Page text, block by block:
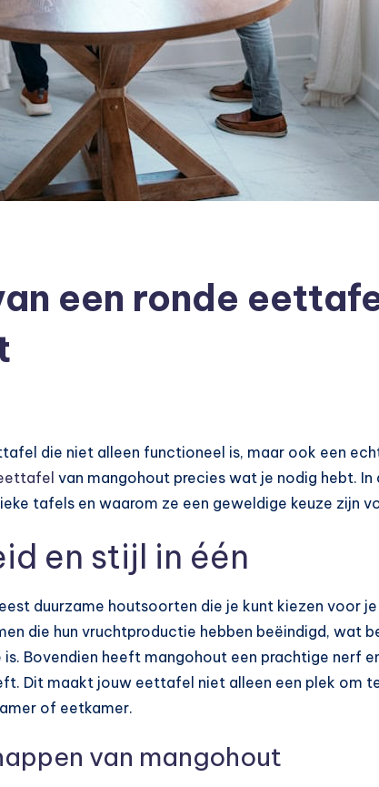
een ronde
die niet alleen functioneel is, maar ook een
van mangohout precies wat je nodig hebt. In
tafels en waarom ze een geweldige keuze zijn
en stijl in één
duurzame houtsoorten die je kunt kiezen voor
die hun vruchtproductie hebben beëindigd, wat
is. Bovendien heeft mangohout een prachtige nerf
Dit maakt jouw eettafel niet alleen een plek om
of eetkamer.
van mangohout